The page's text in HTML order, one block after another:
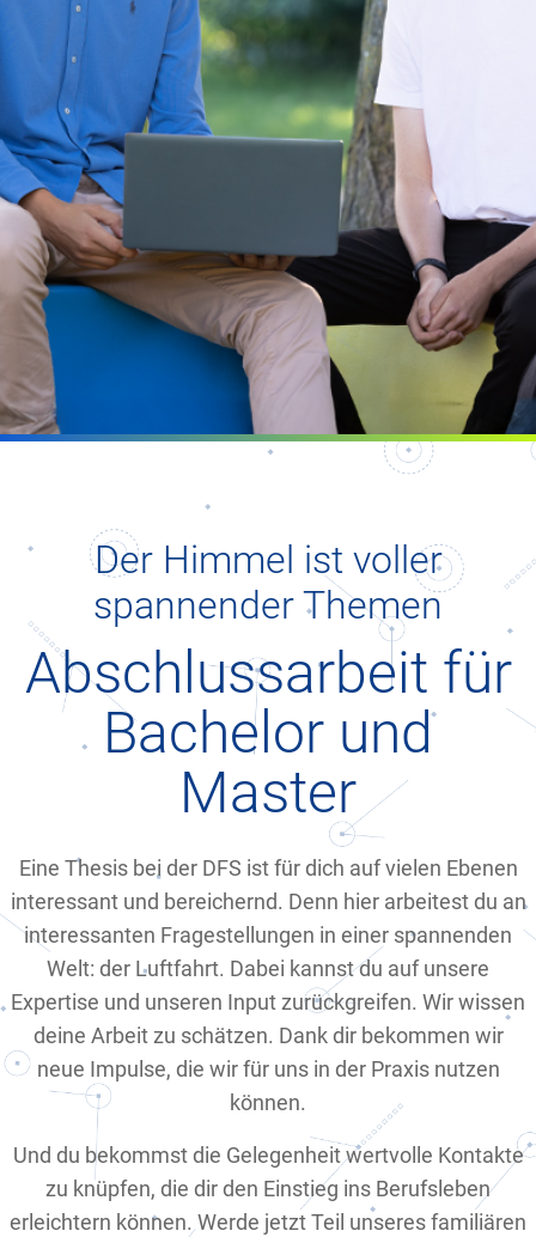
Der Himmel ist voller
spannender Themen
Abschlussarbeit für
Bachelor und
Master
Eine Thesis bei der DFS ist für dich auf vielen Ebenen
interessant und bereichernd. Denn hier arbeitest du an
interessanten Fragestellungen in einer spannenden
Welt: der Luftfahrt. Dabei kannst du auf unsere
Expertise und unseren Input zurückgreifen. Wir wissen
deine Arbeit zu schätzen. Dank dir bekommen wir
neue Impulse, die wir für uns in der Praxis nutzen
können.
Und du bekommst die Gelegenheit wertvolle Kontakte
zu knüpfen, die dir den Einstieg ins Berufsleben
erleichtern können. Werde jetzt Teil unseres familiären